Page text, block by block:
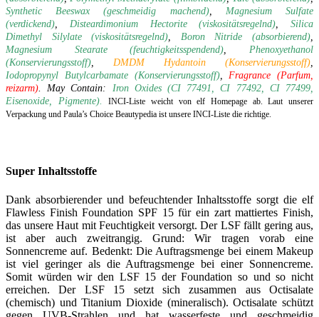
Synthetic Beeswax (geschmeidig machend), Magnesium Sulfate
(verdickend)
Disteardimonium Hectorite (viskositätsregelnd)
Silica
Dimethyl Silylate (viskositätsregelnd)
Boron Nitride (absorbierend)
Magnesium Stearate (feuchtigkeitsspendend)
Phenoxyethanol
(Konservierungsstoff)
DMDM Hydantoin (Konservierungsstoff)
Iodopropynyl Butylcarbamate
(Konservierungsstoff), Fragrance (Parfum,
reizarm)
May Contain: Iron Oxides (CI 77491, CI 77492, CI 77499,
Eisenoxide, Pigmente).INCI-Liste weicht von elf Homepage ab. Laut unserer
Verpackung und Paula’s Choice Beautypedia ist unsere INCI-Liste die richtige.
Super Inhaltsstoffe
Dank absorbierender und befeuchtender Inhaltsstoffe sorgt die elf
Flawless Finish Foundation SPF 15 für ein zart mattiertes Finish,
das unsere Haut mit Feuchtigkeit versorgt. Der LSF fällt gering aus,
ist aber auch zweitrangig. Grund: Wir tragen vorab eine
Sonnencreme auf. Bedenkt: Die Auftragsmenge bei einem Makeup
ist viel geringer als die Auftragsmenge bei einer Sonnencreme.
Somit würden wir den LSF 15 der Foundation so und so nicht
erreichen. Der LSF 15 setzt sich zusammen aus Octisalate
(chemisch) und Titanium Dioxide (mineralisch). Octisalate schützt